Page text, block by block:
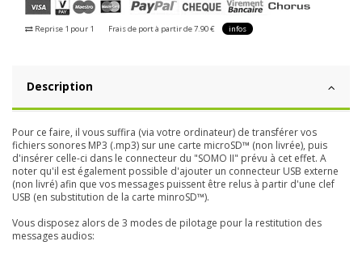
Reprise 1 pour 1 Frais de port à partir de 7.90 € infos
Description
Pour ce faire, il vous suffira (via votre ordinateur) de transférer vos
fichiers sonores MP3 (.mp3) sur une carte microSD™ (non livrée), puis
d'insérer celle-ci dans le connecteur du "SOMO II" prévu à cet effet. A
noter qu'il est également possible d'ajouter un connecteur USB externe
(non livré) afin que vos messages puissent être relus à partir d'une clef
USB (en substitution de la carte minroSD™).
Vous disposez alors de 3 modes de pilotage pour la restitution des
messages audios: